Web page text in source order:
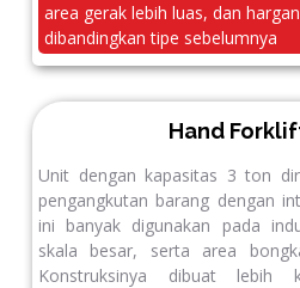
area gerak lebih luas, dan
dibandingkan tipe sebelumnya
Hand
Unit dengan kapasitas 3 ton
pengangkutan barang dengan
ini banyak digunakan pada
skala besar, serta area
Konstruksinya dibuat lebih